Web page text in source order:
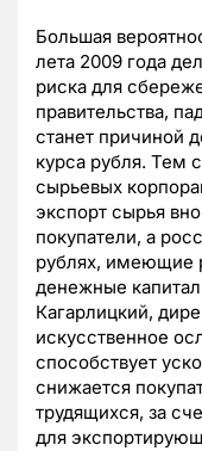
Большая
лета 2009 года
риска для
правительства,
станет причиной
курса рубля. Тем
сырьевых
экспорт сырья
покупатели, а
рублях, имеющие
денежные
Кагарлицкий,
искусственное
способствует
снижается
трудящихся, за
для